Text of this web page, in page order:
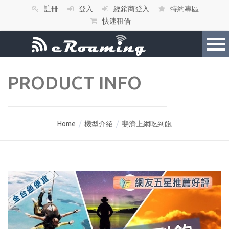
註冊 登入 經銷商登入
特約專區
快速租借
PRODUCT INFO
Home / 機型介紹 / 斐濟上網吃到飽